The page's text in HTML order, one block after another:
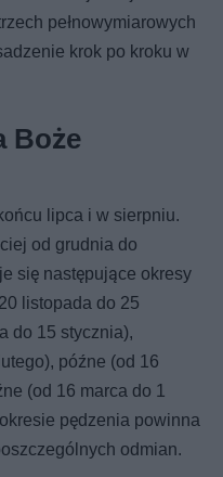
pełnowymiarowych
krok po kroku w
Boże
lipca i w sierpniu.
od grudnia do
się następujące okresy
listopada do 25
do 15 stycznia),
późne (od 16
(od 16 marca do 1
pędzenia powinna
odmian.